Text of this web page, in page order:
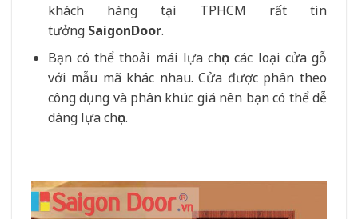
khách hàng tại TPHCM rất tin
tưởng SaigonDoor.
Bạn có thể thoải mái lựa chọn các loại cửa gỗ
với mẫu mã khác nhau. Cửa được phân theo
công dụng và phân khúc giá nên bạn có thể dễ
dàng lựa chọn.